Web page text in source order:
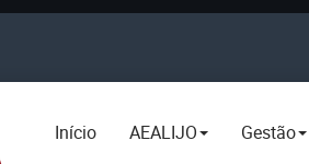
Início AEALIJO Gestão